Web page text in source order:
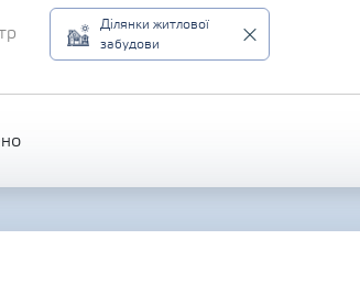
Ділянки житлової
забудови